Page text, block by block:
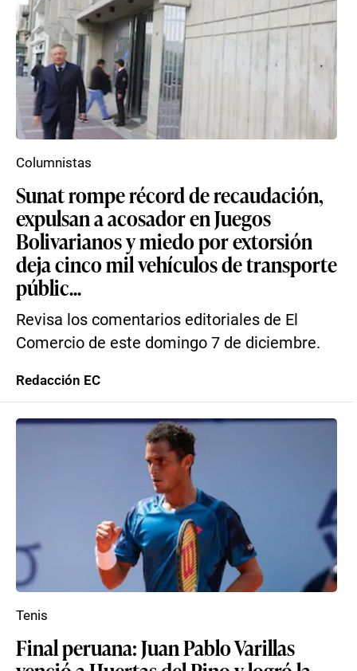
Sunat rompe récord de recaudación,
expulsan a acosador en Juegos
Bolivarianos y miedo por extorsión
deja cinco mil vehículos de transporte
públic...
Revisa los comentarios editoriales de El
Comercio de este domingo 7 de diciembre.
Columnistas
Redacción EC
Final peruana: Juan Pablo Varillas
Tenis